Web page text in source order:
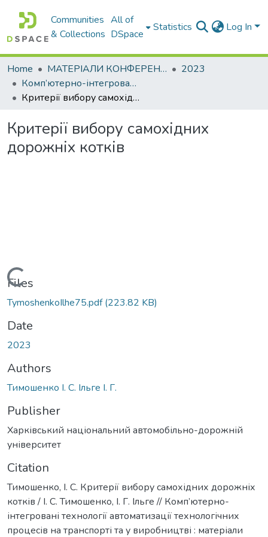
Communities
& Collections
All of
DSpace
Statistics Log In
Home МАТЕРІАЛИ КОНФЕРЕНЦІЙ
2023
Комп’ютерно-інтегровані технології автоматизації технологічних процесів на транспорті та у виробництві
Критерії вибору самохідних дорожніх котків
Критерії вибору самохідних
дорожніх котків
Loading...
Files
TymoshenkoIlhe75.pdf(223.82 KB)
Date
2023
Authors
Тимошенко І. С. Ільге І. Г.
Publisher
Харківський національний автомобільно-дорожній
університет
Citation
Тимошенко, І. С. Критерії вибору самохідних дорожніх
котків / І. С. Тимошенко, І. Г. Ільге // Комп’ютерно-
інтегровані технології автоматизації технологічних
процесів на транспорті та у виробництві : матеріали